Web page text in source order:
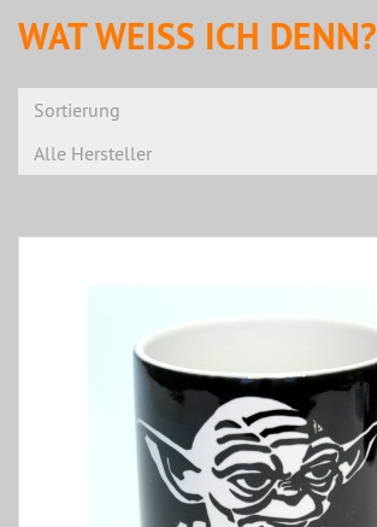
WAT WEISS ICH DENN?
Sortierung
Alle Hersteller